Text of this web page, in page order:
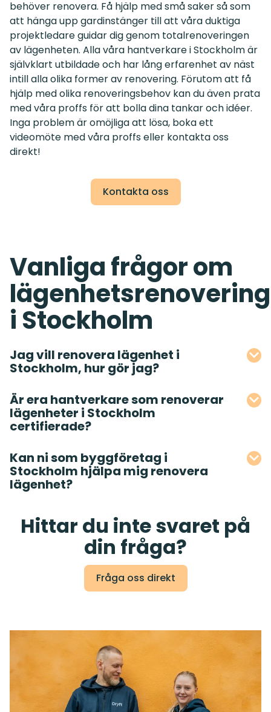
behöver renovera. Få hjälp med små saker så som
att hänga upp gardinstänger till att våra duktiga
projektledare guidar dig genom totalrenoveringen
av lägenheten. Alla våra hantverkare i Stockholm är
självklart utbildade och har lång erfarenhet av näst
intill alla olika former av renovering. Förutom att få
hjälp med olika renoveringsbehov kan du även prata
med våra proffs för att bolla dina tankar och idéer.
Inga problem är omöjliga att lösa, boka ett
videomöte med våra proffs eller kontakta oss
direkt!
Kontakta oss
Vanliga frågor om
lägenhetsrenovering
i Stockholm
Jag vill renovera lägenhet i
Stockholm, hur gör jag?
Är era hantverkare som renoverar
lägenheter i Stockholm
certifierade?
Kan ni som byggföretag i
Stockholm hjälpa mig renovera
lägenhet?
Hittar du inte svaret på
din fråga?
Fråga oss direkt